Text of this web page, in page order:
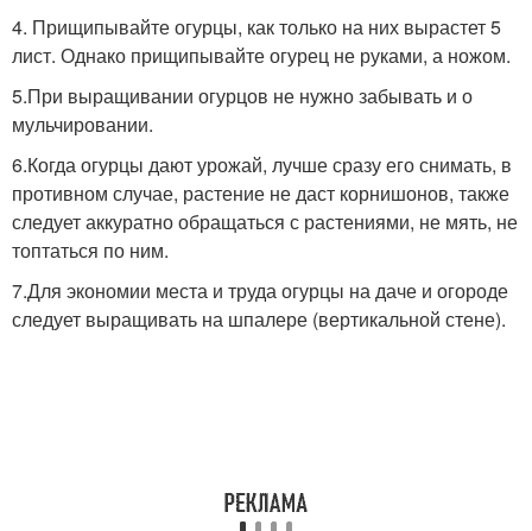
4. Прищипывайте огурцы, как только на них вырастет 5
лист. Однако прищипывайте огурец не руками, а ножом.
5.При выращивании огурцов не нужно забывать и о
мульчировании.
6.Когда огурцы дают урожай, лучше сразу его снимать, в
противном случае, растение не даст корнишонов, также
следует аккуратно обращаться с растениями, не мять, не
топтаться по ним.
7.Для экономии места и труда огурцы на даче и огороде
следует выращивать на шпалере (вертикальной стене).